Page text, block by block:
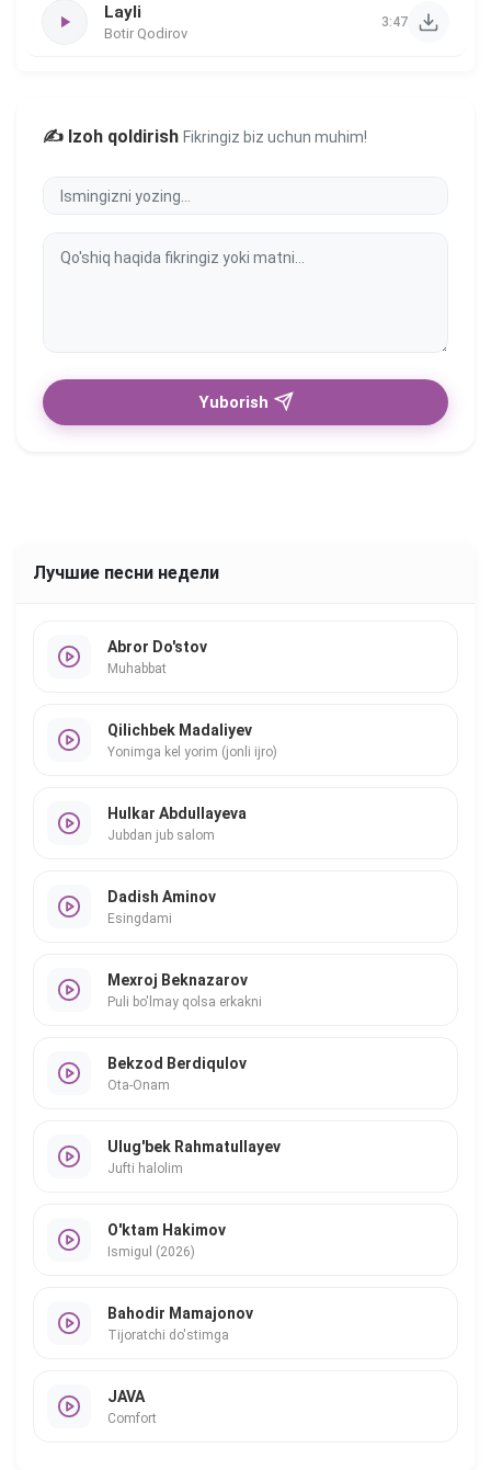
Layli
Botir Qodirov
3:47
✍️ Izoh qoldirish Fikringiz biz uchun muhim!
Yuborish
Лучшие песни недели
Abror Do'stov
Muhabbat
Qilichbek Madaliyev
Yonimga kel yorim (jonli ijro)
Hulkar Abdullayeva
Jubdan jub salom
Dadish Aminov
Esingdami
Mexroj Beknazarov
Puli bo'lmay qolsa erkakni
Bekzod Berdiqulov
Ota-Onam
Ulug'bek Rahmatullayev
Jufti halolim
O'ktam Hakimov
Ismigul (2026)
Bahodir Mamajonov
Tijoratchi do'stimga
JAVA
Comfort